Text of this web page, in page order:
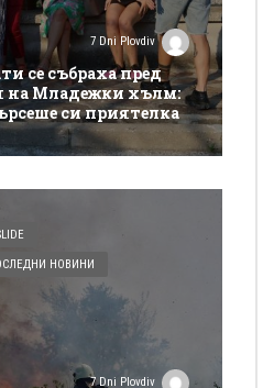
7 Dni Plovdiv
се събраха пред
на Младежки хълм:
си приятелка
НОВИНИ
7 Dni Plovdiv